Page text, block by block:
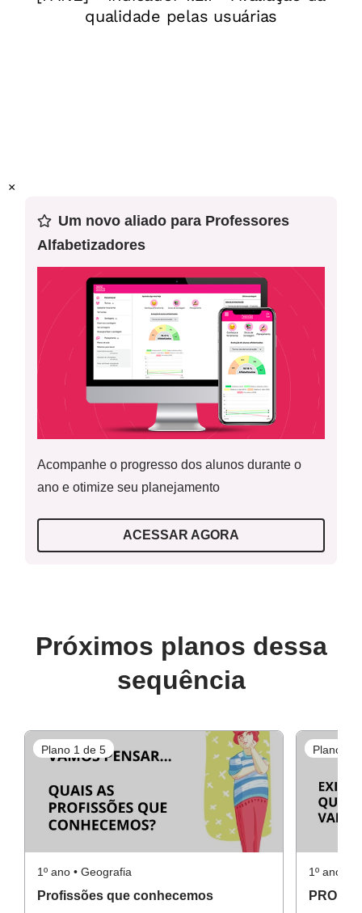
comunidade.
×
Um novo aliado para Professores
Alfabetizadores
Acompanhe o progresso dos alunos durante o
ano e otimize seu planejamento
ACESSAR AGORA
Próximos planos dessa
sequência
Plano 1 de 5
1º ano • Geografia
Profissões que conhecemos
Plano 3
1º ano •